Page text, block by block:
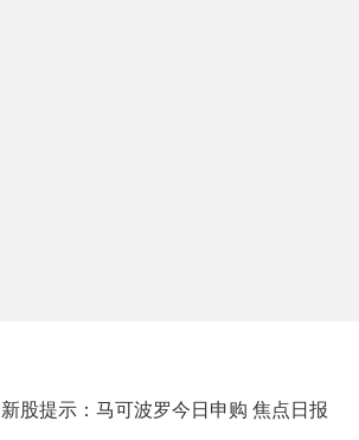
新股提示：马可波罗今日申购 焦点日报